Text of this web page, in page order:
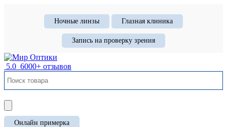
Ночные линзы Глазная клиника
Запись на проверку зрения
5.0 6000+ отзывов
Онлайн примерка